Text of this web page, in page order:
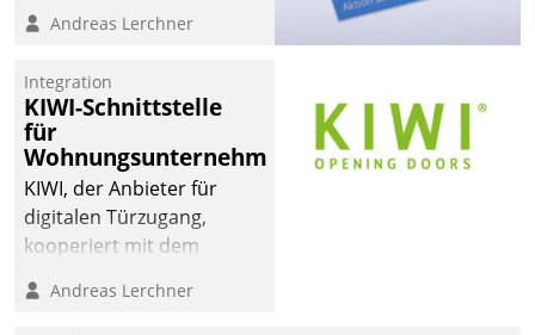
Cockpit für mobile
Datatrain. Die meravis
Wohnungsbau- und
Immobilien GmbH hat
sich dabei für den Betrieb
der Lösung über die SAP
Cloud Platform
Unternehmen am
Andreas Lerchner
Integration
KIWI-Schnittstelle
für
Wohnungsunternehmen
KIWI, der Anbieter für
digitalen Türzugang,
kooperiert mit dem
Softwareentwicklungshaus
Andreas Lerchner